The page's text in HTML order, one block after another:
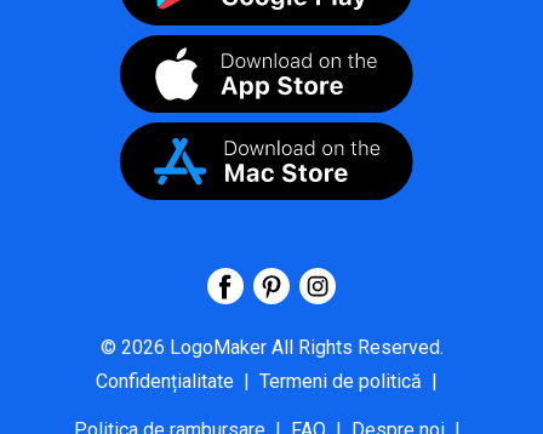
© 2026 LogoMaker All Rights Reserved.
Confidențialitate | Termeni de politică |